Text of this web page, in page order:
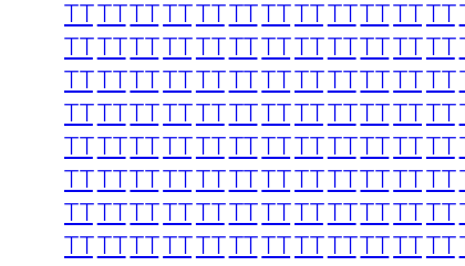
TTTTTTTTTTTTTTTTTTTTTTTT
TTTTTTTTTTTTTTTTTTTTTTTT
TTTTTTTTTTTTTTTTTTTTTTTT
TTTTTTTTTTTTTTTTTTTTTTTT
TTTTTTTTTTTTTTTTTTTTTTTT
TTTTTTTTTTTTTTTTTTTTTTTT
TTTTTTTTTTTTTTTTTTTTTTTT
TTTTTTTTTTTTTTTTTTTTTTTT